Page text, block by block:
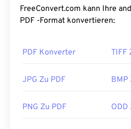
Beliebtheit von PDF liegt
ursprüngliche
Adobe hat den PDF-Standard
FreeConvert.com kann Ihre
PDF -Format konvertieren:
PDF Konverter TIFF
JPG Zu PDF BMP
PNG Zu PDF ODD